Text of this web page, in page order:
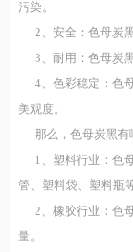
污染。
2、安全：色母炭黑
3、耐用：色母炭黑
4、色彩稳定：色母
美观度。
那么，色母炭黑有
1、塑料行业：色母
管、塑料袋、塑料瓶等
2、橡胶行业：色母
量。